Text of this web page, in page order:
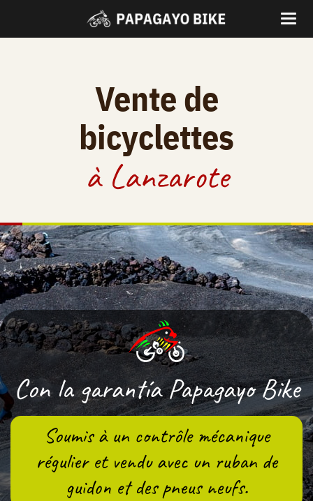
Vente de
bicyclettes
à Lanzarote
Con la garantía Papagayo Bike
Soumis à un contrôle mécanique
régulier et vendu avec un ruban de
guidon et des pneus neufs.